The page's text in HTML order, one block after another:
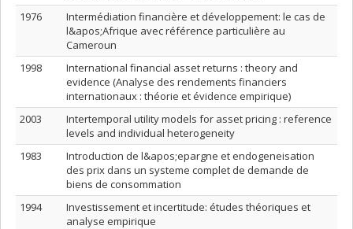
1976
Intermédiation financière et développement: le cas de
l&apos;Afrique avec référence particulière au
Cameroun
1998
International financial asset returns : theory and
evidence (Analyse des rendements financiers
internationaux : théorie et évidence empirique)
2003
Intertemporal utility models for asset pricing : reference
levels and individual heterogeneity
1983
Introduction de l&apos;epargne et endogeneisation
des prix dans un systeme complet de demande de
biens de consommation
1994
Investissement et incertitude: études théoriques et
analyse empirique